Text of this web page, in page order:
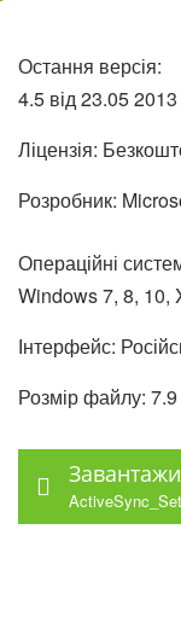
Остання версія:
4.5 від23.052013
Ліцензія:
Розробник:
Операційні
Windows 7, 8, 10,
Інтерфейс:
Розмір файлу: